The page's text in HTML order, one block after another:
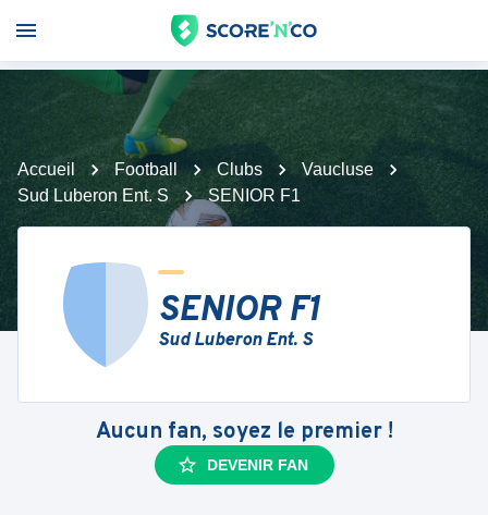
Accueil Football Clubs
Vaucluse
Sud Luberon Ent. S
SENIOR F1
SENIOR F1
Sud Luberon Ent. S
Aucun fan, soyez le premier !
DEVENIR FAN